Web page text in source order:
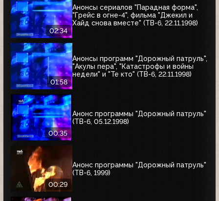
02:34
Анонсы сериалов "Парадная форма",
"Грейс в огне-4", фильма "Джекил и
Хайд снова вместе" (ТВ-6, 22.11.1998)
01:58
Анонсы программ "Дорожный патруль",
"Акулы пера", "Катастрофы и войны
недели" и "Те кто" (ТВ-6, 22.11.1998)
00:35
Анонс программы "Дорожный патруль"
(ТВ-6, 05.12.1998)
00:29
Анонс программы "Дорожный патруль"
(ТВ-6, 1999)